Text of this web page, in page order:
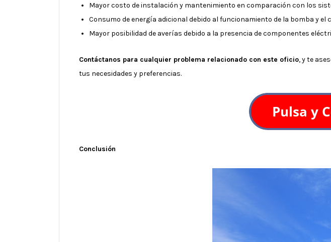
Mayor costo de instalación y mantenimiento en comparación con los
Consumo de energía adicional debido al funcionamiento de la bomba y
Mayor posibilidad de averías debido a la presencia de componentes
Contáctanos para cualquier problema relacionado con este oficio, y te
tus necesidades y preferencias.
Conclusión